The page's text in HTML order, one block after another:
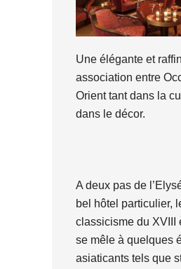
Une élégante et
association entre
Orient tant dans la
dans le décor.
A deux pas de
bel hôtel particulier,
classicisme du XVIII
se mêle à quelques
asiaticants tels que